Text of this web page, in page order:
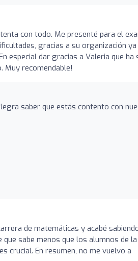
con todo. Me presenté para el
gracias a su organización ya
especial dar gracias a Valeria que ha
Muy recomendable!
saber que estás contento con
de matemáticas y acabé
sabe menos que los alumnos de la
crucial. En resumen, no me vuelvo a